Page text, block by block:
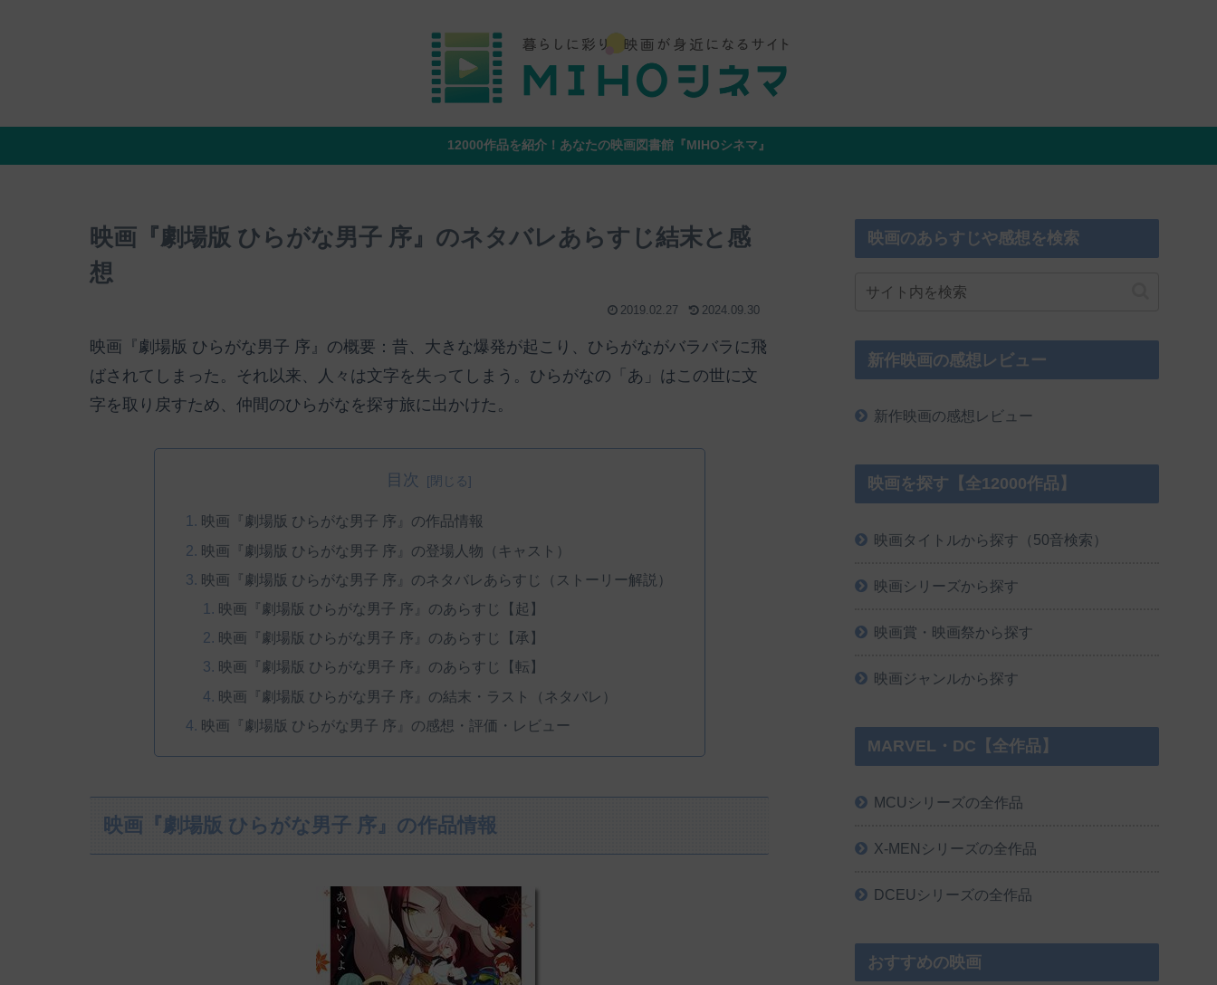
12000作品を紹介！あなたの映画図書館『MIHOシネマ』
映画『劇場版 ひらがな男子 序』のネタバレあらすじ結末と感
想
2019.02.27 2024.09.30
映画『劇場版 ひらがな男子 序』の概要：昔、大きな爆発が起こり、ひらがながバラバラに飛
ばされてしまった。それ以来、人々は文字を失ってしまう。ひらがなの「あ」はこの世に文
字を取り戻すため、仲間のひらがなを探す旅に出かけた。
目次
映画『劇場版 ひらがな男子 序』の作品情報
映画『劇場版 ひらがな男子 序』の登場人物（キャスト）
映画『劇場版 ひらがな男子 序』のネタバレあらすじ（ストーリー解説）
映画『劇場版 ひらがな男子 序』のあらすじ【起】
映画『劇場版 ひらがな男子 序』のあらすじ【承】
映画『劇場版 ひらがな男子 序』のあらすじ【転】
映画『劇場版 ひらがな男子 序』の結末・ラスト（ネタバレ）
映画『劇場版 ひらがな男子 序』の感想・評価・レビュー
映画『劇場版 ひらがな男子 序』の作品情報
映画のあらすじや感想を検索
新作映画の感想レビュー
新作映画の感想レビュー
映画を探す【全12000作品】
映画タイトルから探す（50音検索）
映画シリーズから探す
映画賞・映画祭から探す
映画ジャンルから探す
MARVEL・DC【全作品】
MCUシリーズの全作品
X-MENシリーズの全作品
DCEUシリーズの全作品
おすすめの映画